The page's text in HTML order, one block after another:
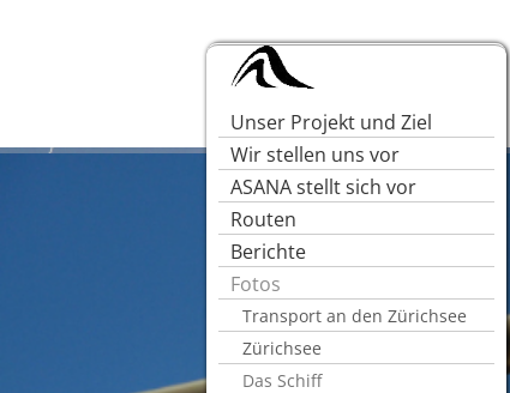
Unser Projekt und Ziel
Wir stellen uns vor
ASANA stellt sich vor
Routen
Berichte
Fotos
Transport an den Zürichsee
Zürichsee
Das Schiff